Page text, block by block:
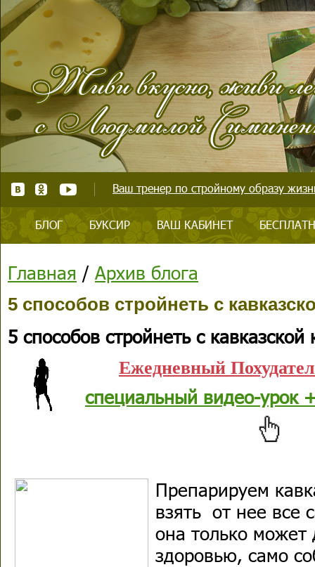
Ваш тренер по стройному образу
БЛОГ БУКСИР ВАШ КАБИНЕТ
Главная / Архив блога
5 способов стройнеть с
5 способов стройнеть с кавказской
Ежедневный
специальный видео-урок
Препарируем
взять от нее все
она только может
здоровью, само